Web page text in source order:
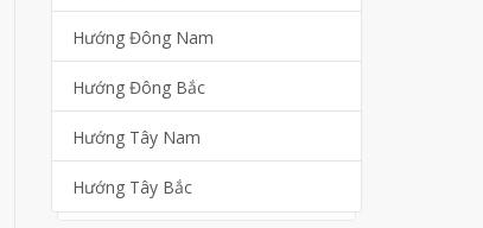
Hướng Đông Nam
Hướng Đông Bắc
Hướng Tây Nam
Hướng Tây Bắc